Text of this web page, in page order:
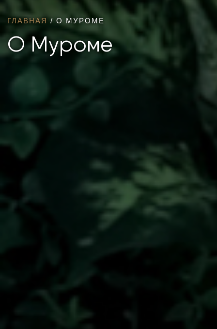
ГЛАВНАЯ / О МУРОМЕ
О Муроме